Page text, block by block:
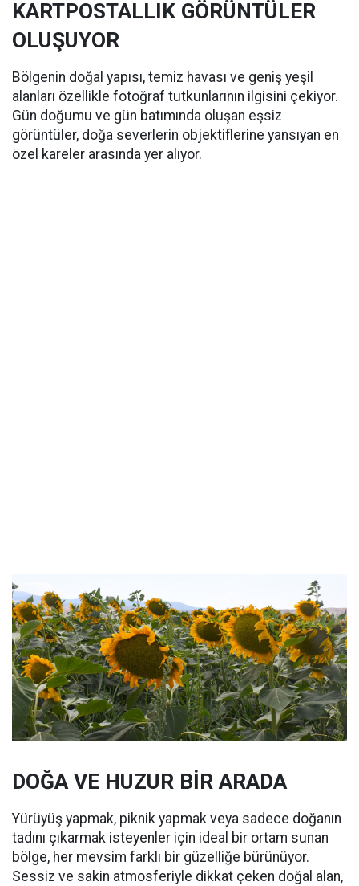
KARTPOSTALLIK GÖRÜNTÜLER
OLUŞUYOR
Bölgenin doğal yapısı, temiz havası ve geniş yeşil
alanları özellikle fotoğraf tutkunlarının ilgisini çekiyor.
Gün doğumu ve gün batımında oluşan eşsiz
görüntüler, doğa severlerin objektiflerine yansıyan en
özel kareler arasında yer alıyor.
DOĞA VE HUZUR BİR ARADA
Yürüyüş yapmak, piknik yapmak veya sadece doğanın
tadını çıkarmak isteyenler için ideal bir ortam sunan
bölge, her mevsim farklı bir güzelliğe bürünüyor.
Sessiz ve sakin atmosferiyle dikkat çeken doğal alan,